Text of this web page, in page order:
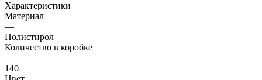
Характеристики
Материал
—
Полистирол
Количество в коробке
—
140